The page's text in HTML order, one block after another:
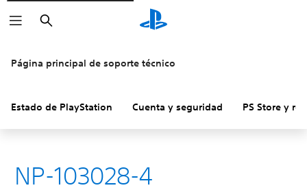
Buscar
Página principal de soporte técnico
Estado de PlayStation Cuenta y seguridad PS Store y
NP-103028-4